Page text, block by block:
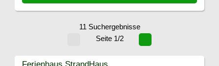
11 Suchergebnisse
Seite 1/2
Ferienhaus StrandHaus